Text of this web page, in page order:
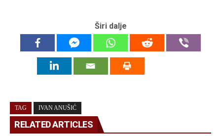
Širi dalje
TAG IVAN ANUŠIĆ
RELATED ARTICLES